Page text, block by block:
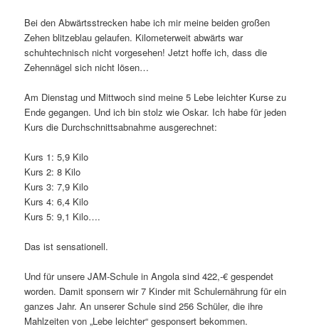
Bei den Abwärtsstrecken habe ich mir meine beiden großen
Zehen blitzeblau gelaufen. Kilometerweit abwärts war
schuhtechnisch nicht vorgesehen! Jetzt hoffe ich, dass die
Zehennägel sich nicht lösen…
Am Dienstag und Mittwoch sind meine 5 Lebe leichter Kurse zu
Ende gegangen. Und ich bin stolz wie Oskar. Ich habe für jeden
Kurs die Durchschnittsabnahme ausgerechnet:
Kurs 1: 5,9 Kilo
Kurs 2: 8 Kilo
Kurs 3: 7,9 Kilo
Kurs 4: 6,4 Kilo
Kurs 5: 9,1 Kilo….
Das ist sensationell.
Und für unsere JAM-Schule in Angola sind 422,-€ gespendet
worden. Damit sponsern wir 7 Kinder mit Schulernährung für ein
ganzes Jahr. An unserer Schule sind 256 Schüler, die ihre
Mahlzeiten von „Lebe leichter“ gesponsert bekommen.